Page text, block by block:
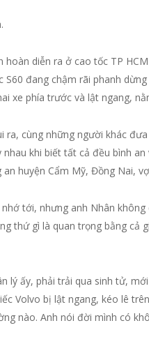
hoàn diễn ra ở cao tốc TP
S60 đang chậm rãi phanh
xe phía trước và lật ngang,
ra, cùng những người khác
khi biết tất cả đều bình
huyện Cẩm Mỹ, Đồng Nai,
tới, nhưng anh Nhân
thứ gì là quan trọng bằng cả
lý ấy, phải trải qua sinh tử,
Volvo bị lật ngang, kéo lê
nào. Anh nói đời mình có